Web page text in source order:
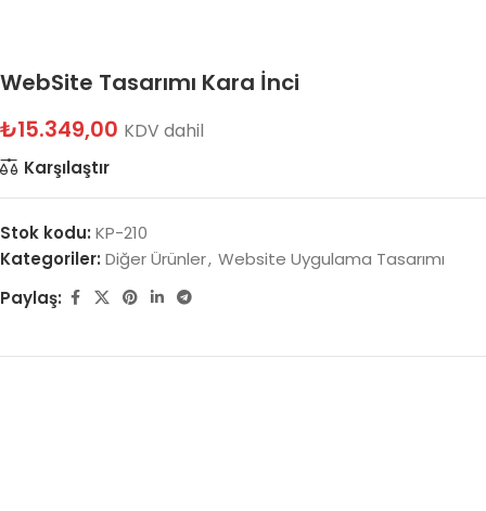
WebSite Tasarımı Kara İnci
₺15.349,00 KDV dahil
Karşılaştır
Stok kodu: KP-210
Kategoriler: Diğer Ürünler, Website Uygulama Tasarımı
Paylaş: